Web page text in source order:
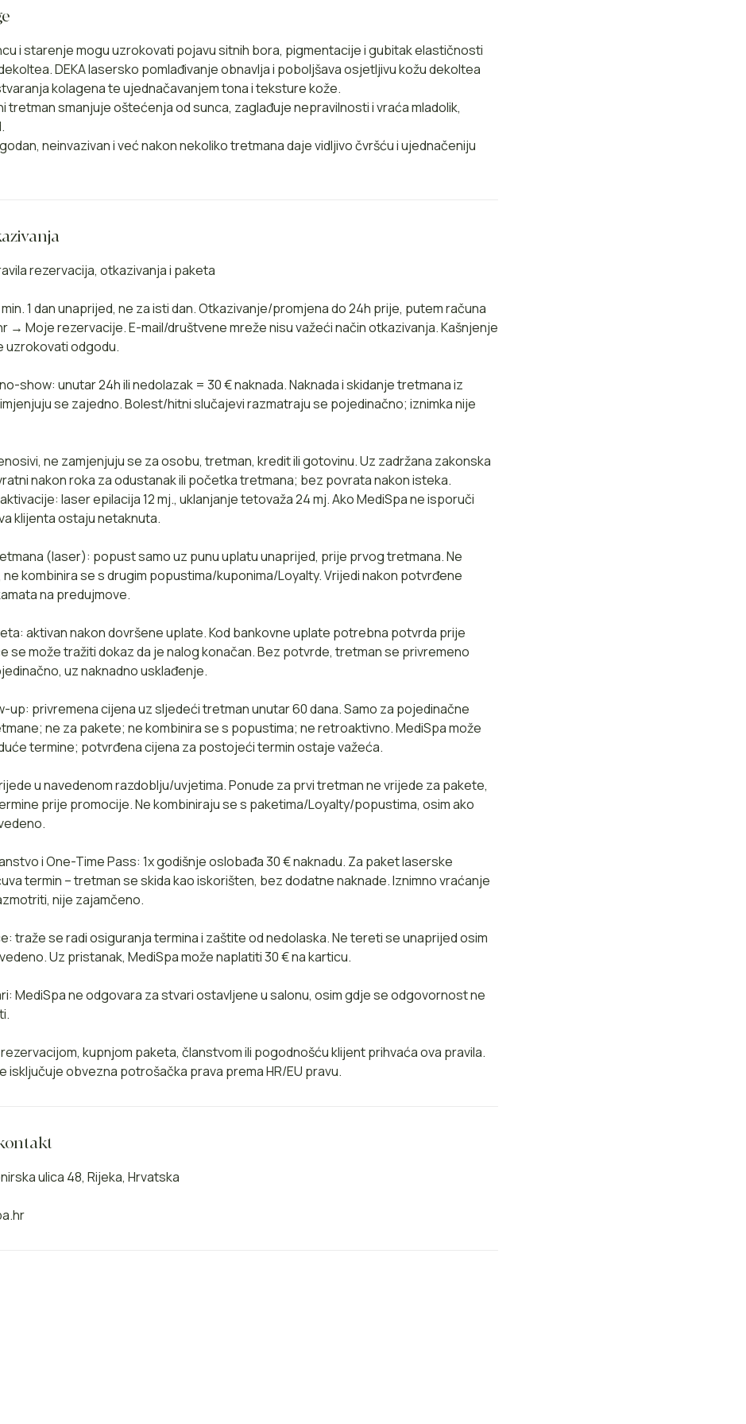
i starenje mogu uzrokovati pojavu sitnih bora, pigmentacije i gubitak elastičnosti
DEKA lasersko pomlađivanje obnavlja i poboljšava osjetljivu kožu dekoltea
kolagena te ujednačavanjem tona i teksture kože.
tretman smanjuje oštećenja od sunca, zaglađuje nepravilnosti i vraća mladolik,
neinvazivan i već nakon nekoliko tretmana daje vidljivo čvršću i ujednačeniju
rezervacija, otkazivanja i paketa
1 dan unaprijed, ne za isti dan. Otkazivanje/promjena do 24h prije, putem računa
→ Moje rezervacije. E-mail/društvene mreže nisu važeći način otkazivanja. Kašnjenje
uzrokovati odgodu.
show: unutar 24h ili nedolazak = 30 € naknada. Naknada i skidanje tretmana iz
se zajedno. Bolest/hitni slučajevi razmatraju se pojedinačno; iznimka nije
ne zamjenjuju se za osobu, tretman, kredit ili gotovinu. Uz zadržana zakonska
nakon roka za odustanak ili početka tretmana; bez povrata nakon isteka.
laser epilacija 12 mj., uklanjanje tetovaža 24 mj. Ako MediSpa ne isporuči
klijenta ostaju netaknuta.
(laser): popust samo uz punu uplatu unaprijed, prije prvog tretmana. Ne
kombinira se s drugim popustima/kuponima/Loyalty. Vrijedi nakon potvrđene
na predujmove.
aktivan nakon dovršene uplate. Kod bankovne uplate potrebna potvrda prije
se može tražiti dokaz da je nalog konačan. Bez potvrde, tretman se privremeno
uz naknadno usklađenje.
up: privremena cijena uz sljedeći tretman unutar 60 dana. Samo za pojedinačne
ne za pakete; ne kombinira se s popustima; ne retroaktivno. MediSpa može
termine; potvrđena cijena za postojeći termin ostaje važeća.
u navedenom razdoblju/uvjetima. Ponude za prvi tretman ne vrijede za pakete,
prije promocije. Ne kombiniraju se s paketima/Loyalty/popustima, osim ako
i One-Time Pass: 1x godišnje oslobađa 30 € naknadu. Za paket laserske
termin – tretman se skida kao iskorišten, bez dodatne naknade. Iznimno vraćanje
nije zajamčeno.
traže se radi osiguranja termina i zaštite od nedolaska. Ne tereti se unaprijed osim
Uz pristanak, MediSpa može naplatiti 30 € na karticu.
MediSpa ne odgovara za stvari ostavljene u salonu, osim gdje se odgovornost ne
kupnjom paketa, članstvom ili pogodnošću klijent prihvaća ova pravila.
isključuje obvezna potrošačka prava prema HR/EU pravu.
ulica 48, Rijeka, Hrvatska